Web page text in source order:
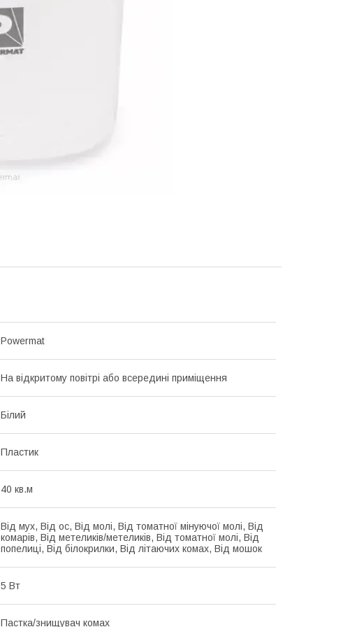
Powermat
На відкритому повітрі або всередині приміщення
Білий
Пластик
40 кв.м
Від мух, Від ос, Від молі, Від томатної мінуючої молі, Від
комарів, Від метеликів/метеликів, Від томатної молі, Від
попелиці, Від білокрилки, Від літаючих комах, Від мошок
5 Вт
Пастка/знищувач комах